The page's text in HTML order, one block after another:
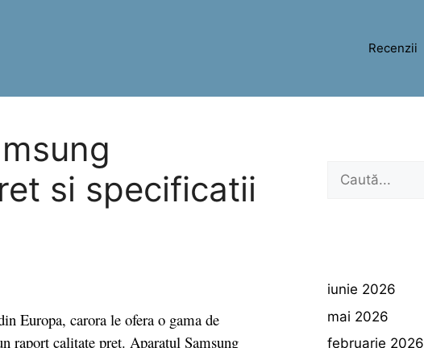
Recenzii
si specificatii
Europa, carora le ofera o gama de
raport calitate pret. Aparatul Samsung
Caută
iunie 2026
mai 2026
februarie 2026